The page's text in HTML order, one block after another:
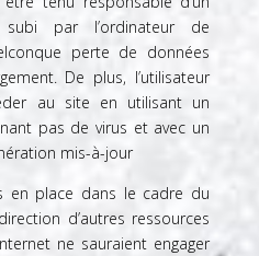
subi par l’ordinateur de
perte de données
De plus, l’utilisateur
au site en utilisant un
pas de virus et avec un
mis-à-jour
en place dans le cadre du
d’autres ressources
ne sauraient engager